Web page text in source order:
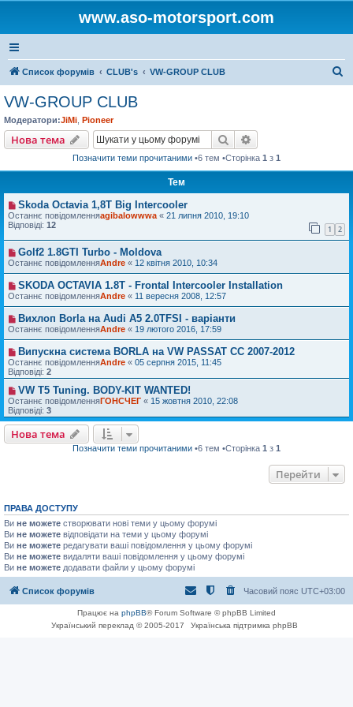
www.aso-motorsport.com
Список форумів CLUB's VW-GROUP CLUB
VW-GROUP CLUB
Модератори:JiMi Pioneer
Нова тема Пошук
Позначити теми прочитаними •6 тем •Сторінка 1 з 1
Тем
Skoda Octavia 1,8T Big Intercooler
Останнє повідомленняagibalowwwa « 21 липня 2010, 19:10
Відповіді: 12 1 2
Golf2 1.8GTI Turbo - Moldova
Останнє повідомленняAndre « 12 квітня 2010, 10:34
SKODA OCTAVIA 1.8T - Frontal Intercooler Installation
Останнє повідомленняAndre « 11 вересня 2008, 12:57
Вихлоп Borla на Audi A5 2.0TFSI - варіанти
Останнє повідомленняAndre « 19 лютого 2016, 17:59
Випускна система BORLA на VW PASSAT CC 2007-2012
Останнє повідомленняAndre « 05 серпня 2015, 11:45
Відповіді: 2
VW T5 Tuning. BODY-KIT WANTED!
Останнє повідомленняГОНСЧЕГ « 15 жовтня 2010, 22:08
Відповіді: 3
Нова тема
Позначити теми прочитаними •6 тем •Сторінка 1 з 1
Перейти
ПРАВА ДОСТУПУ
Ви не можете створювати нові теми у цьому форумі
Ви не можете відповідати на теми у цьому форумі
Ви не можете редагувати ваші повідомлення у цьому форумі
Ви не можете видаляти ваші повідомлення у цьому форумі
Ви не можете додавати файли у цьому форумі
Список форумів Часовий пояс UTC+03:00
Працює на phpBB® Forum Software © phpBB Limited
Український переклад © 2005-2017
Українська підтримка phpBB